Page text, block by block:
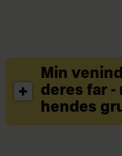
Min
deres far -
hendes